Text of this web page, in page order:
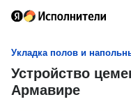
Укладка полов и
Устройство
Армавире